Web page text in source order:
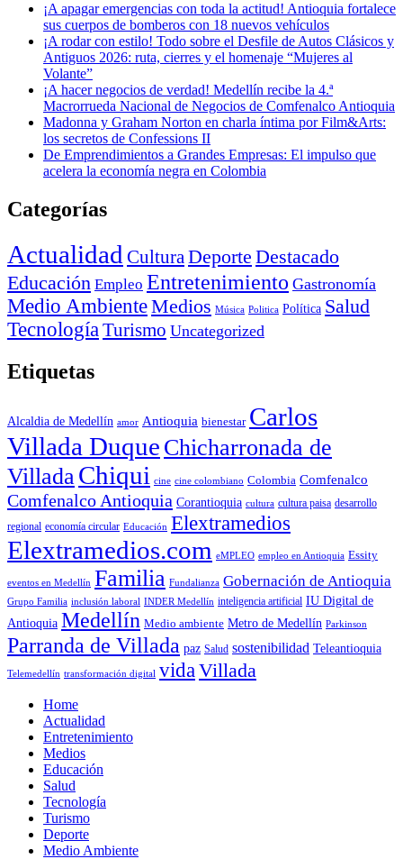
¡A apagar emergencias con toda la actitud! Antioquia fortalece
sus cuerpos de bomberos con 18 nuevos vehículos
¡A rodar con estilo! Todo sobre el Desfile de Autos Clásicos y
Antiguos 2026: ruta, cierres y el homenaje “Mujeres al
Volante”
¡A hacer negocios de verdad! Medellín recibe la 4.ª
Macrorrueda Nacional de Negocios de Comfenalco Antioquia
Madonna y Graham Norton en charla íntima por Film&Arts:
los secretos de Confessions II
De Emprendimientos a Grandes Empresas: El impulso que
acelera la economía negra en Colombia
Categorías
Actualidad CulturaDeporte Destacado
Educación Empleo Entretenimiento Gastronomía
Medio AmbienteMedios Música Politica Política Salud
TecnologíaTurismo Uncategorized
Etiquetas
Alcaldia de Medellín amor Antioquia bienestar Carlos
Villada Duque Chicharronada de
VilladaChiqui cine cine colombiano Colombia Comfenalco
Comfenalco Antioquia Corantioquia cultura cultura paisa desarrollo
regional economía circular Educación Elextramedios
Elextramedios.com eMPLEO empleo en Antioquia Essity
eventos en Medellín Familia Fundalianza Gobernación de Antioquia
Grupo Familia inclusión laboral INDER Medellín inteligencia artificial IU Digital de
Antioquia Medellín Medio ambiente Metro de Medellín Parkinson
Parranda de Villada paz Salud sostenibilidad Teleantioquia
Telemedellín transformación digital vida Villada
Home
Actualidad
Entretenimiento
Medios
Educación
Salud
Tecnología
Turismo
Deporte
Medio Ambiente